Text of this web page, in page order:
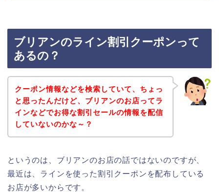
ブリアンのライン割引クーポンって
あるの？
クーポン情報などを検索していて、ちょっ
と思ったんだけど、ブリアンのお店ってラ
インなどでお得な割引セールの情報を配信
していないのかな～？
というのは、ブリアンのお店の話ではないのですが、
最近は、ラインを使った割引クーポンを配布している
お店が多いからです。